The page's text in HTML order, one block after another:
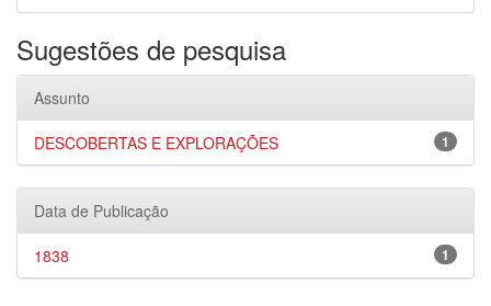
Sugestões de pesquisa
Assunto
1
DESCOBERTAS E EXPLORAÇÕES
Data de Publicação
1
1838